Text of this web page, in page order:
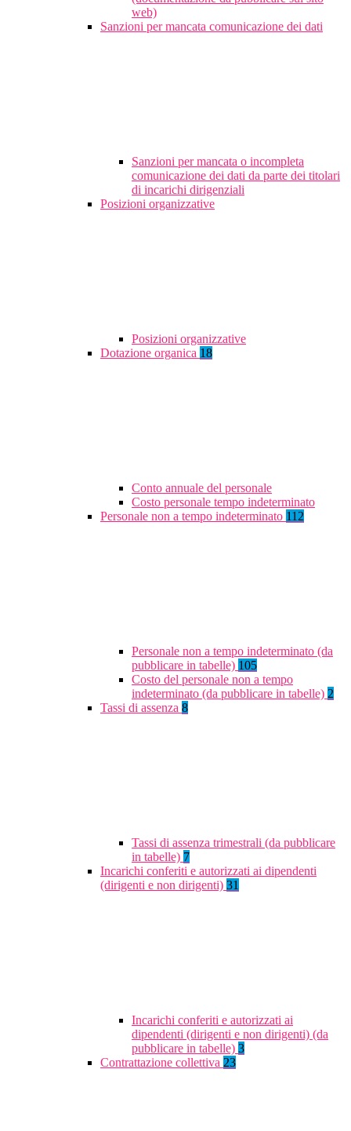
web)
Sanzioni per mancata comunicazione dei dati
Sanzioni per mancata o incompleta
comunicazione dei dati da parte dei titolari
di incarichi dirigenziali
Posizioni organizzative
Posizioni organizzative
Dotazione organica 18
Conto annuale del personale
Costo personale tempo indeterminato
Personale non a tempo indeterminato 112
Personale non a tempo indeterminato (da
pubblicare in tabelle) 105
Costo del personale non a tempo
indeterminato (da pubblicare in tabelle) 2
Tassi di assenza 8
Tassi di assenza trimestrali (da pubblicare
in tabelle) 7
Incarichi conferiti e autorizzati ai dipendenti
(dirigenti e non dirigenti) 31
Incarichi conferiti e autorizzati ai
dipendenti (dirigenti e non dirigenti) (da
pubblicare in tabelle) 3
Contrattazione collettiva 23